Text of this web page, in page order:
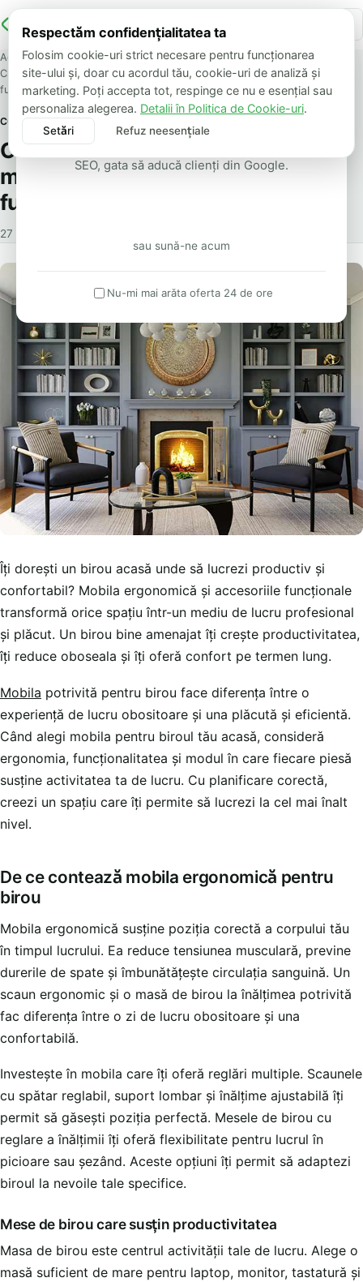
Acasă
Blog
Creează un birou de vis acasă cu mobilă ergonomică și accesorii
funcționale
COMUNICATE
Creează un birou de vis acasă cu
mobilă ergonomică și accesorii
funcționale
27 noiembrie 2025
Îți dorești un birou acasă unde să lucrezi productiv și
confortabil? Mobila ergonomică și accesoriile funcționale
transformă orice spațiu într-un mediu de lucru profesional
și plăcut. Un birou bine amenajat îți crește productivitatea,
îți reduce oboseala și îți oferă confort pe termen lung.
Mobila potrivită pentru birou face diferența între o
experiență de lucru obositoare și una plăcută și eficientă.
Când alegi mobila pentru biroul tău acasă, consideră
ergonomia, funcționalitatea și modul în care fiecare piesă
susține activitatea ta de lucru. Cu planificare corectă,
creezi un spațiu care îți permite să lucrezi la cel mai înalt
nivel.
De ce contează mobila ergonomică pentru
birou
Mobila ergonomică susține poziția corectă a corpului tău
în timpul lucrului. Ea reduce tensiunea musculară, previne
durerile de spate și îmbunătățește circulația sanguină. Un
scaun ergonomic și o masă de birou la înălțimea potrivită
fac diferența între o zi de lucru obositoare și una
confortabilă.
Investește în mobila care îți oferă reglări multiple. Scaunele
cu spătar reglabil, suport lombar și înălțime ajustabilă îți
permit să găsești poziția perfectă. Mesele de birou cu
reglare a înălțimii îți oferă flexibilitate pentru lucrul în
picioare sau șezând. Aceste opțiuni îți permit să adaptezi
biroul la nevoile tale specifice.
Mese de birou care susțin productivitatea
Masa de birou este centrul activității tale de lucru. Alege o
masă suficient de mare pentru laptop, monitor, tastatură și
OFERTĂ LIMITATĂ
Site de prezentare
de la 500 lei
Livrare în aceeași zi. Design modern, optimizat
SEO, gata să aducă clienți din Google.
sau sună-ne acum
Nu-mi mai arăta oferta 24 de ore
Respectăm confidențialitatea ta
Folosim cookie-uri strict necesare pentru funcționarea
site-ului și, doar cu acordul tău, cookie-uri de analiză și
marketing. Poți accepta tot, respinge ce nu e esențial sau
personaliza alegerea. Detalii în Politica de Cookie-uri.
Setări Refuz neesențiale